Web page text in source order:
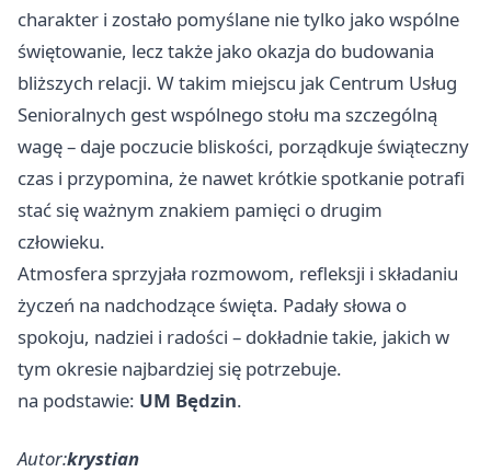
charakter i zostało pomyślane nie tylko jako wspólne
świętowanie, lecz także jako okazja do budowania
bliższych relacji. W takim miejscu jak Centrum Usług
Senioralnych gest wspólnego stołu ma szczególną
wagę – daje poczucie bliskości, porządkuje świąteczny
czas i przypomina, że nawet krótkie spotkanie potrafi
stać się ważnym znakiem pamięci o drugim
człowieku.
Atmosfera sprzyjała rozmowom, refleksji i składaniu
życzeń na nadchodzące święta. Padały słowa o
spokoju, nadziei i radości – dokładnie takie, jakich w
tym okresie najbardziej się potrzebuje.
na podstawie: UM Będzin.
Autor:krystian